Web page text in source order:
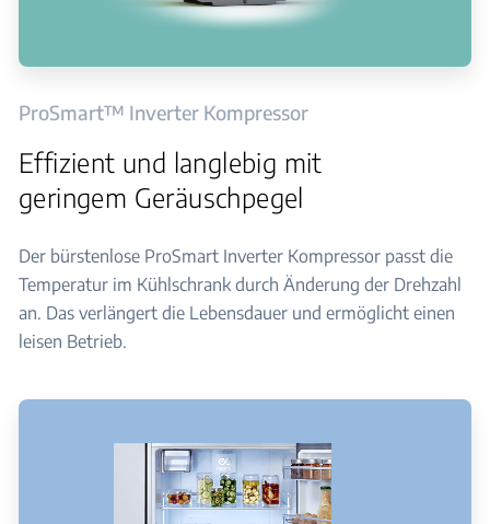
ProSmart™ Inverter Kompressor
Effizient und langlebig mit
geringem Geräuschpegel
Der bürstenlose ProSmart Inverter Kompressor passt die
Temperatur im Kühlschrank durch Änderung der Drehzahl
an. Das verlängert die Lebensdauer und ermöglicht einen
leisen Betrieb.